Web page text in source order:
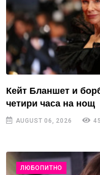
Кейт Бланшет и
четири часа на нощ
AUGUST 06, 2026
ЛЮБОПИТНО